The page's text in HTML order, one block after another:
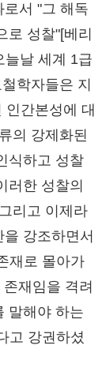
서 "그 해독
로 성찰"[베리
늘날 세계 1급
학자들은 지
간본성에 대
의 강제화된
식하고 성찰
러한 성찰의
리고 이제라
강조하면서
재로 몰아가
재임을 격려
말해야 하는
고 강권하셨